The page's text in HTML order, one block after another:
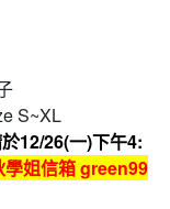
S~XL
12/26(一)下午4:
學姐信箱 green99